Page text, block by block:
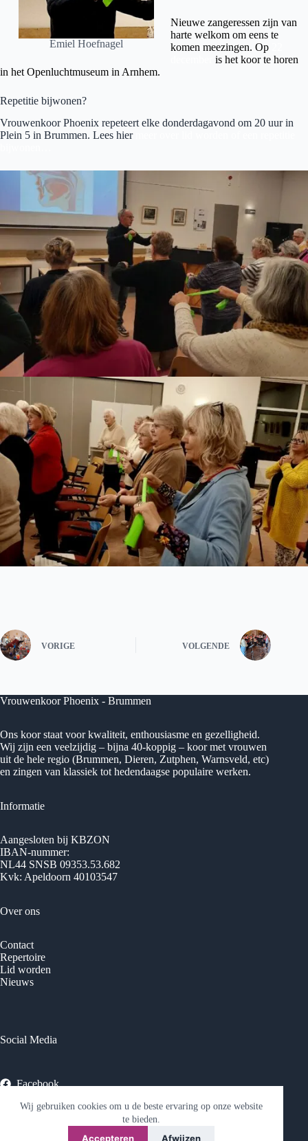
Wij gebruiken cookies om u de beste ervaring op onze website
te bieden.
Accepteren Afwijzen
Emiel Hoefnagel
Nieuwe zangeressen zijn van
harte welkom om eens te
komen meezingen. Op
is het koor te horen
in het Openluchtmuseum in Arnhem.
Repetitie bijwonen?
Vrouwenkoor Phoenix repeteert elke donderdagavond om 20 uur in
Plein 5 in Brummen. Lees hier
VORIGE VOLGENDE
Vrouwenkoor Phoenix - Brummen
Ons koor staat voor kwaliteit, enthousiasme en gezelligheid.
Wij zijn een veelzijdig – bijna 40-koppig – koor met vrouwen
uit de hele regio (Brummen, Dieren, Zutphen, Warnsveld, etc)
en zingen van klassiek tot hedendaagse populaire werken.
Informatie
Aangesloten bij KBZON
IBAN-nummer:
NL44 SNSB 09353.53.682
Kvk: Apeldoorn 40103547
Over ons
Contact
Repertoire
Lid worden
Nieuws
Social Media
Facebook
© 2026 Vrouwenkoor Phoenix - Ontwikkeld doorBest4u
Media